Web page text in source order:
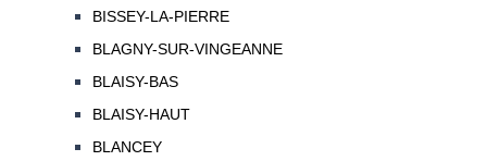
BISSEY-LA-PIERRE
BLAGNY-SUR-VINGEANNE
BLAISY-BAS
BLAISY-HAUT
BLANCEY